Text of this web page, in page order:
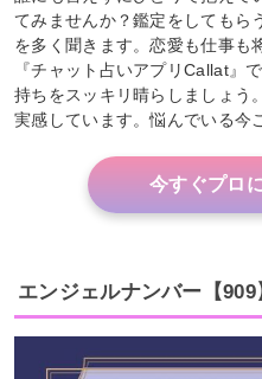
てみませんか？鑑定をしてもら
を多く聞きます。恋愛も仕事も
『チャット占いアプリCallat』
持ちをスッキリ晴らしましょう
実感しています。悩んでいる今
今すぐプロ
エンジェルナンバー【